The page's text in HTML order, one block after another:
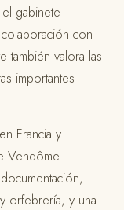
gabinete
con
también valora las
importantes
Francia y
Vendôme
orfebrería, y una